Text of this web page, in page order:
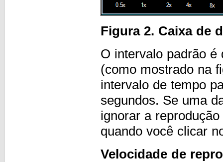
Figura 2. Caixa de
O intervalo padrão
(como mostrado na
intervalo de tempo
segundos. Se uma
ignorar a
quando você clicar
Velocidade de